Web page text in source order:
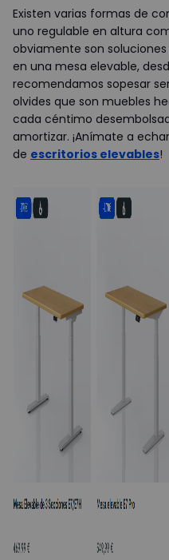
Existen varias formas de
uno regulable en altura
obviamente son
en una mesa elevable,
recomendamos sopesar
olvides que son muebles
cada céntimo
amortizar. ¡Anímate a
de escritorios elevables!